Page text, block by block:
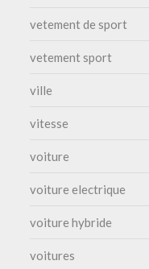
vetement de sport
vetement sport
ville
vitesse
voiture
voiture electrique
voiture hybride
voitures